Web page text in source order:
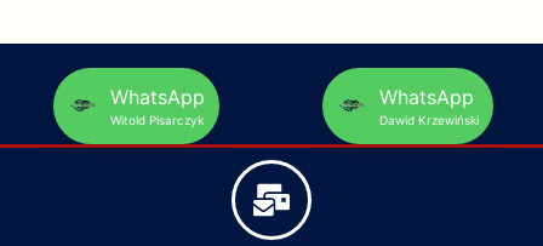
WhatsApp
Witold Pisarczyk
WhatsApp
Dawid Krzewiński